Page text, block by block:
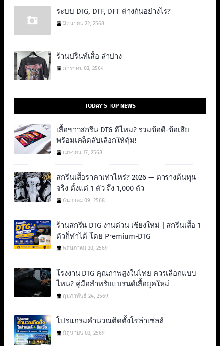
ระบบ DTG, DTF, DFT ต่างกันอย่างไร?
มิถุนายน 22, 2568
ร้านปรินท์เสื้อ ลำปาง
มกราคม 02, 2564
TODAY'S TOP NEWS
เสื้อขาวสกรีน DTG ดีไหม? รวมข้อดี-ข้อเสีย
พร้อมเคล็ดลับเลือกให้คุ้ม!
เมษายน 17, 2568
สกรีนเสื้อราคาเท่าไหร่? 2026 — ตารางต้นทุน
จริง ตั้งแต่ 1 ตัว ถึง 1,000 ตัว
ธันวาคม 09, 2568
ร้านสกรีน DTG งานด่วน เชียงใหม่ | สกรีนเสื้อ 1
ตัวก็ทำได้ โดย Premium-DTG
พฤษภาคม 30, 2569
โรงงาน DTG คุณภาพสูงในไทย ควรเลือกแบบ
ไหน? คู่มือสำหรับแบรนด์เสื้อยุคใหม่
กุมภาพันธ์ 24, 2569
โปรแกรมคำนวณติดตั้งโซล่าเซลล์
มิถุนายน 03, 2569